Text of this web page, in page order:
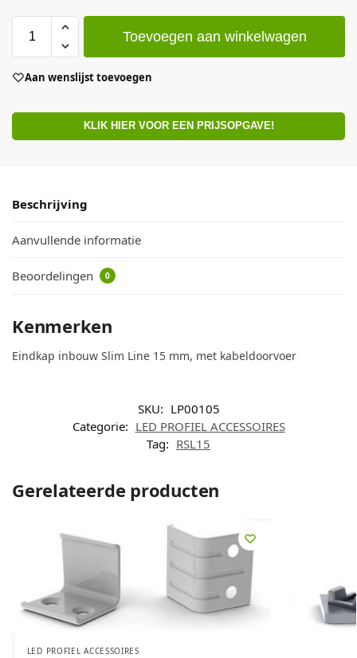
Toevoegen aan winkelwagen
Aan wenslijst toevoegen
KLIK HIER VOOR EEN PRIJSOPGAVE!
Beschrijving
Aanvullende informatie
Beoordelingen 0
Kenmerken
Eindkap inbouw Slim Line 15 mm, met kabeldoorvoer
SKU: LP00105
Categorie: LED PROFIEL ACCESSOIRES
Tag: RSL15
Gerelateerde producten
LED PROFIEL ACCESSOIRES